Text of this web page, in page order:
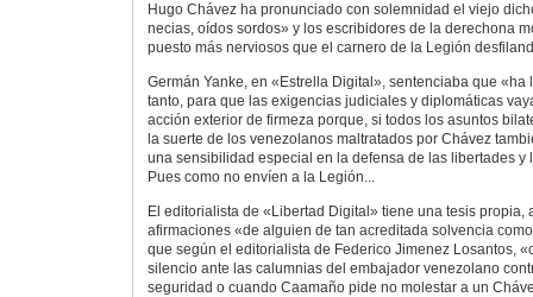
Hugo Chávez ha pronunciado con solemnidad el viejo
necias, oídos sordos» y los escribidores de la derechona
puesto más nerviosos que el carnero de la Legión
Germán Yanke, en «Estrella Digital», sentenciaba que «ha
tanto, para que las exigencias judiciales y diplomáticas
acción exterior de firmeza porque, si todos los asuntos
la suerte de los venezolanos maltratados por Chávez
una sensibilidad especial en la defensa de las libertades y
Pues como no envíen a la Legión...
El editorialista de «Libertad Digital» tiene una tesis propia,
afirmaciones «de alguien de tan acreditada solvencia
que según el editorialista de Federico Jimenez Losantos,
silencio ante las calumnias del embajador venezolano
seguridad o cuando Caamaño pide no molestar a un